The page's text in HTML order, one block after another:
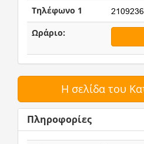
Τηλέφωνο 1
Ωράριο:
Η σελίδα του
Πληροφορίες